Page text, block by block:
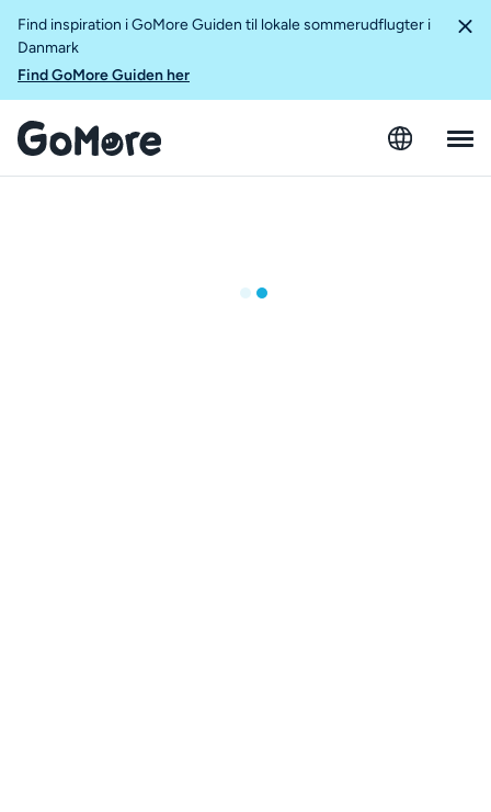
Find inspiration i GoMore Guiden til lokale sommerudflugter i
Danmark
Find GoMore Guiden her